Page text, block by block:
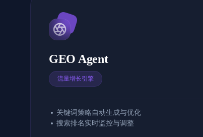
GEO Agent
流量增长引擎
关键词策略自动生成与优化
搜索排名实时监控与调整